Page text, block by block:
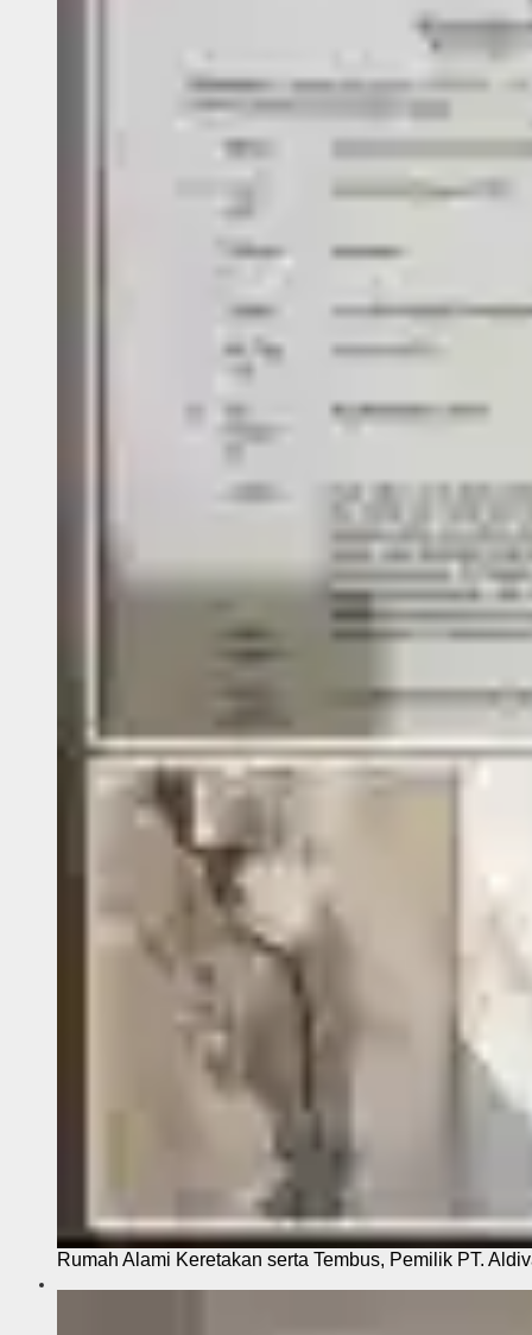
Rumah Alami Keretakan serta Tembus, Pemilik PT.